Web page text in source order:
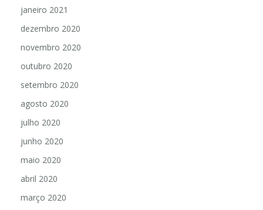
janeiro 2021
dezembro 2020
novembro 2020
outubro 2020
setembro 2020
agosto 2020
julho 2020
junho 2020
maio 2020
abril 2020
março 2020